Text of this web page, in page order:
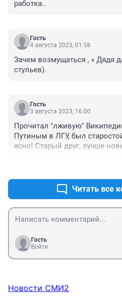
работка..
Гость
4 августа 2023, 01:58
Зачем возмущаться , « Дядя
стульев).
Гость
3 августа 2023, 16:00
Прочитал "лживую"
Путиным в ЛГУ, был
ясно! Старый друг, лучше
Читать все
Гость
Войти
Новости СМИ2